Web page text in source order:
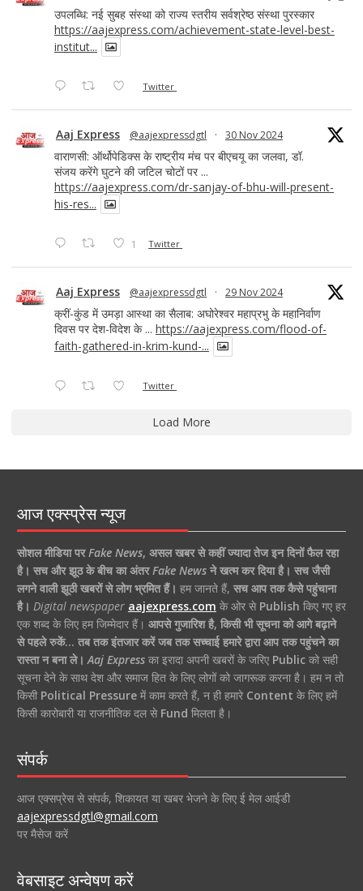
उपलब्धि: नई सुबह संस्था को राज्य स्तरीय सर्वश्रेष्ठ संस्था पुरस्कार
https://aajexpress.com/achievement-state-level-best-
institut...
Twitter
Aaj Express @aajexpressdgtl · 30 Nov 2024
वाराणसी: ऑर्थोपेडिक्स के राष्ट्रीय मंच पर बीएचयू का जलवा, डॉ.
संजय करेंगे घुटने की जटिल चोटों पर ...
https://aajexpress.com/dr-sanjay-of-bhu-will-present-
his-res...
1 Twitter
Aaj Express @aajexpressdgtl · 29 Nov 2024
क्रीं-कुंड में उमड़ा आस्था का सैलाब: अघोरेश्वर महाप्रभु के महानिर्वाण
दिवस पर देश-विदेश के ... https://aajexpress.com/flood-of-
faith-gathered-in-krim-kund-...
Twitter
Load More
आज एक्स्प्रेस न्यूज
सोशल मीडिया पर Fake News, असल खबर से कहीं ज्यादा तेज इन दिनों फैल रहा
है। सच और झूठ के बीच का अंतर Fake Newsने खत्म कर दिया है। सच जैसी
लगने वाली झूठी खबरों से लोग भ्रमित हैं। हम जानते हैं, सच आप तक कैसे पहुंचाना
है। Digital newspaper aajexpress.com के ओर से Publish किए गए हर
एक शब्द के लिए हम जिम्मेदार हैं। आपसे गुजारिश है, किसी भी सूचना को आगे बढ़ाने
से पहले रुकें… तब तक इंतजार करें जब तक सच्चाई हमारे द्वारा आप तक पहुंचने का
रास्ता न बना ले। Aaj Expressका इरादा अपनी खबरों के जरिए Publicको सही
सूचना देने के साथ देश और समाज हित के लिए लोगों को जागरूक करना है। हम न तो
किसी Political Pressureमें काम करते हैं, न ही हमारे Content के लिए हमें
किसी कारोबारी या राजनीतिक दल से Fund मिलता है।
संपर्क
आज एक्सप्रेस से संपर्क, शिकायत या खबर भेजने के लिए ई मेल आईडी
aajexpressdgtl@gmail.com
पर मैसेज करें
वेबसाइट अन्वेषण करें